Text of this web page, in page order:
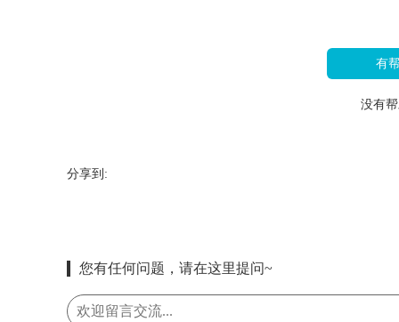
有
没有
分享到:
您有任何问题，请在这里提问~